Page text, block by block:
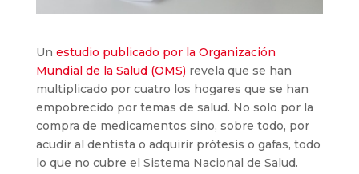
Un estudio publicado por la Organización
Mundial de la Salud (OMS) revela que se han
multiplicado por cuatro los hogares que se han
empobrecido por temas de salud. No solo por la
compra de medicamentos sino, sobre todo, por
acudir al dentista o adquirir prótesis o gafas, todo
lo que no cubre el Sistema Nacional de Salud.